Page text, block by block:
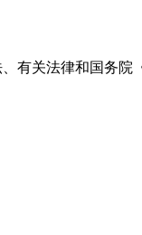
有关法律和国务院